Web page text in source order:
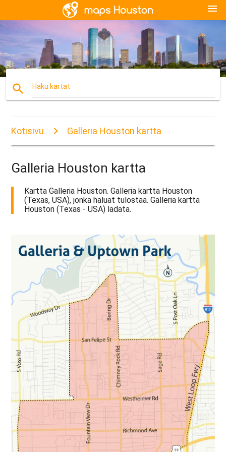
menu
search Haku kartat
Kotisivu Galleria Houston kartta
Galleria Houston kartta
Kartta Galleria Houston. Galleria kartta Houston
(Texas, USA), jonka haluat tulostaa. Galleria kartta
Houston (Texas - USA) ladata.